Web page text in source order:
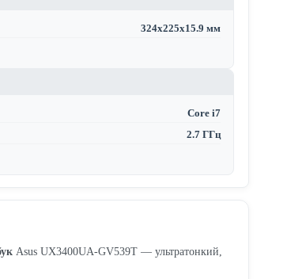
324x225x15.9 мм
Core i7
2.7 ГГц
Asus UX3400UA-GV539T — ультратонкий,